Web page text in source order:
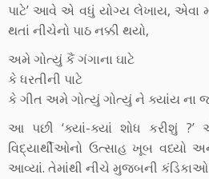
પાટે’ આવે એ વધું યોગ્ય લેખાય, એવા
થતાં નીચેનો પાઠ નક્કી થયો,
અમે ગોત્યું કૈં ગંગાના ઘાટે
કે ધરતીની પાટે
કે ગીત અમે ગોત્યું ગોત્યું ને ક્યાંય ના
આ પછી ‘ક્યાં-ક્યાં શોધ કરીશું ?’
વિદ્યાર્થીઓનો ઉત્સાહ ખૂબ વધ્યો
આવ્યાં. તેમાંથી નીચે મુજબની કંડિકાઓ